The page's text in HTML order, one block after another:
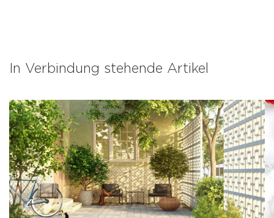
In Verbindung stehende Artikel